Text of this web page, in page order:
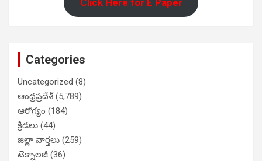
Categories
Uncategorized (8)
ఆంధ్రప్రదేశ్(5,789)
ఆరోగ్యం (184)
క్రీడలు (44)
జిల్లా వార్తలు (259)
టెక్నాలజీ (36)